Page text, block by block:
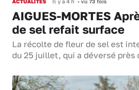
AIGUES-MORTES
de sel refait surface
La récolte de fleur de sel est
du 25 juillet, qui a déversé